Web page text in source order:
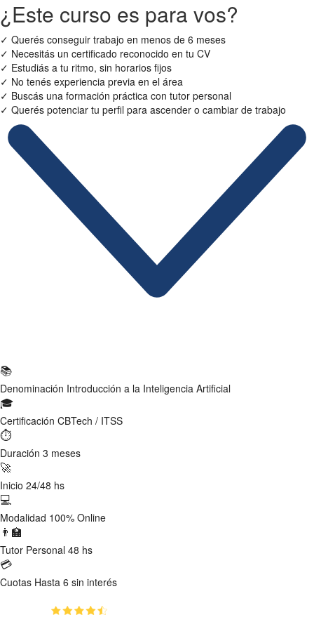
¿Este curso es para vos?
✓ Querés conseguir trabajo en menos de 6 meses
✓ Necesitás un certificado reconocido en tu CV
✓ Estudiás a tu ritmo, sin horarios fijos
✓ No tenés experiencia previa en el área
✓ Buscás una formación práctica con tutor personal
✓ Querés potenciar tu perfil para ascender o cambiar de trabajo
📚
Denominación Introducción a la Inteligencia Artificial
🎓
Certificación CBTech / ITSS
⏱
Duración 3 meses
🚀
Inicio 24/48 hs
💻
Modalidad 100% Online
👨‍🏫
Tutor Personal 48 hs
💳
Cuotas Hasta 6 sin interés